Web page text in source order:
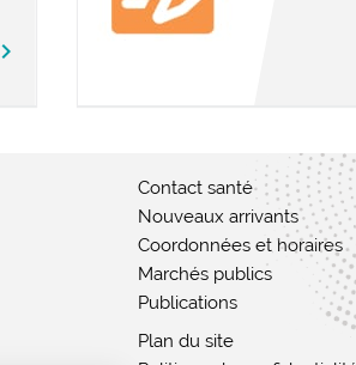
chevron_right
Contact santé
Nouveaux arrivants
Coordonnées et horaires
Marchés publics
Publications
Plan du site